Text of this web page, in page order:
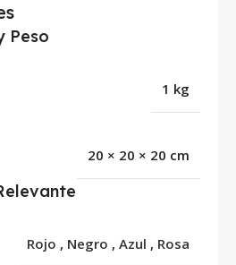
Peso
1 kg
20 × 20 × 20 cm
Rojo , Negro , Azul , Rosa